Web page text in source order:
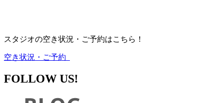
スタジオの空き状況・ご予約はこちら！
空き状況・ご予約
FOLLOW US!